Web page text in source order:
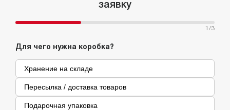
заявку
1 /3
Для чего нужна коробка?
Хранение на складе
Пересылка / доставка товаров
Подарочная упаковка